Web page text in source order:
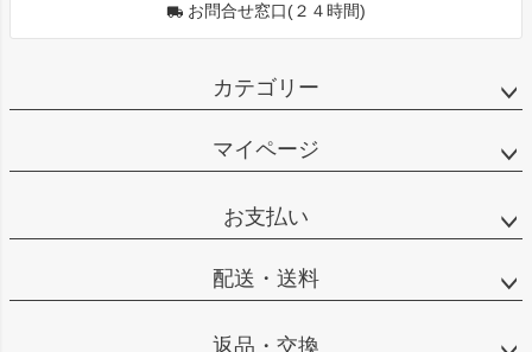
お問合せ窓口(２４時間)
カテゴリー
マイページ
お支払い
配送・送料
返品・交換